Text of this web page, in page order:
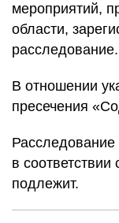
мероприятий,
области,
расследование.
В отношении
пресечения
в
подлежит.